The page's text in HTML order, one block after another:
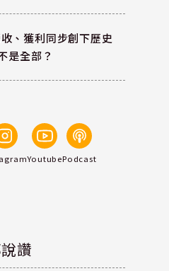
、獲利同步創下歷史
是全部？
YoutubePodcast
讚